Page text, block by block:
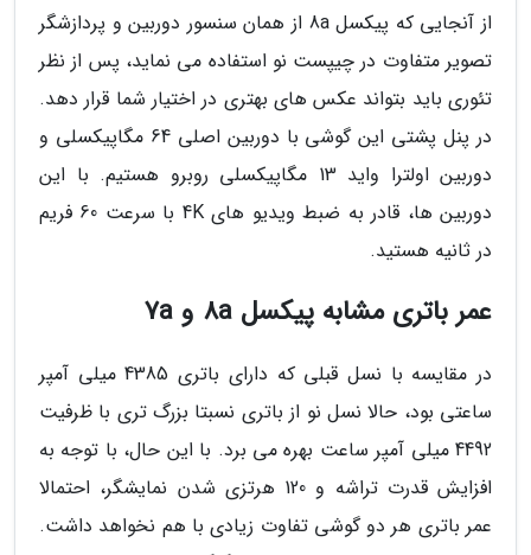
از آنجایی که پیکسل 8a از همان سنسور دوربین و پردازشگر
تصویر متفاوت در چیپست نو استفاده می نماید، پس از نظر
تئوری باید بتواند عکس های بهتری در اختیار شما قرار دهد.
در پنل پشتی این گوشی با دوربین اصلی 64 مگاپیکسلی و
دوربین اولترا واید 13 مگاپیکسلی روبرو هستیم. با این
دوربین ها، قادر به ضبط ویدیو های 4K با سرعت 60 فریم
در ثانیه هستید.
عمر باتری مشابه پیکسل 8a و 7a
در مقایسه با نسل قبلی که دارای باتری 4385 میلی آمپر
ساعتی بود، حالا نسل نو از باتری نسبتا بزرگ تری با ظرفیت
4492 میلی آمپر ساعت بهره می برد. با این حال، با توجه به
افزایش قدرت تراشه و 120 هرتزی شدن نمایشگر، احتمالا
عمر باتری هر دو گوشی تفاوت زیادی با هم نخواهد داشت.